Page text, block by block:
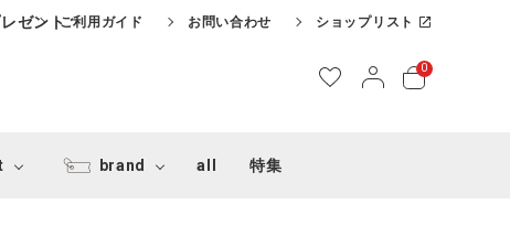
ゼントご利用ガイド お問い合わせ ショップリスト
0
brand all 特集